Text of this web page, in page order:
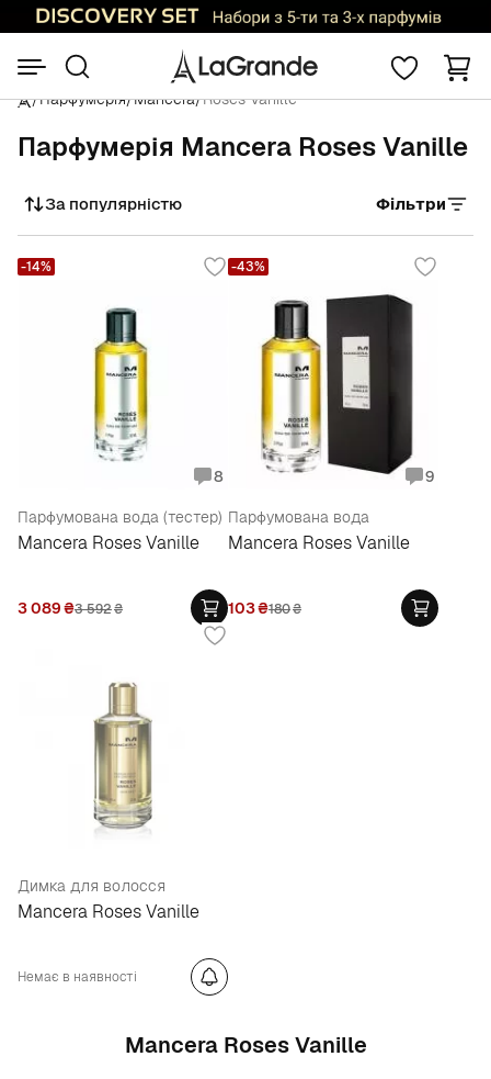
/Парфумерія/Mancera/Roses Vanille
Парфумерія Mancera Roses Vanille
Сортувати
За популярністю Фільтри
8
Парфумована вода (тестер)
Mancera Roses Vanille
3 089₴3 592₴
-14%
9
Парфумована вода
Mancera Roses Vanille
103₴180₴
-43%
Димка для волосся
Mancera Roses Vanille
Немає в наявності
Mancera Roses Vanille